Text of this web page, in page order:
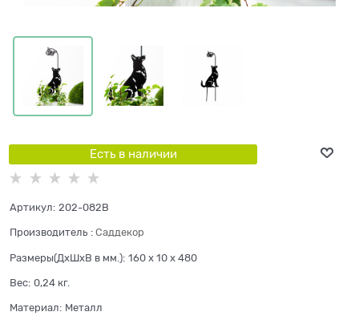
Есть в наличии
Артикул: 202-082B
Производитель : Саддекор
Размеры(ДхШхВ в мм.): 160 x 10 x 480
Вес: 0,24 кг.
Материал: Металл